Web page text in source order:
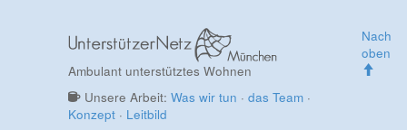
Ambulant unterstütztes Wohnen
Unsere Arbeit: Was wir tun · das Team ·
Konzept · Leitbild
Nach
oben